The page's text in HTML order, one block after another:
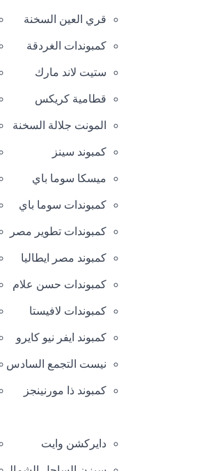
قري العين السخنة
كمبوندات الغردقة
ستيت لاند مارك
قطامية كريكس
المونت جلالة السخنة
كمبوند سينز
ميسكا سوما باي
كمبوندات سوما باي
كمبوندات تطوير مصر
كمبوند مصر ايطاليا
كمبوندات حسن علام
كمبوندات لافيستا
كمبوند ايفر نيو كايرو
نيست التجمع السادس
كمبوند ذا مورنينجز
دايركشن وايت